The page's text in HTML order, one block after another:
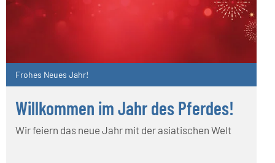
Frohes Neues Jahr!
Willkommen im Jahr des Pferdes!
Wir feiern das neue Jahr mit der asiatischen Welt